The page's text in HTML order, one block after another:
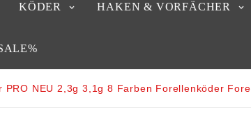
KÖDER HAKEN & VORFÄCHER
PRO NEU 2,3g 3,1g 8 Farben Forellenköder